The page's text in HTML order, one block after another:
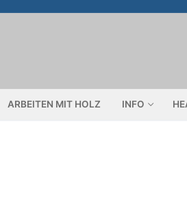
ARBEITEN MIT HOLZ INFO